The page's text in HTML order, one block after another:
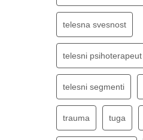
telesna svesnost
telesni psihoterapeut
telesni segmenti
trauma tuga